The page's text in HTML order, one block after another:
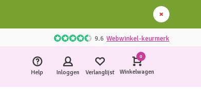
9.6 Webwinkel-keurmerk
Help Inloggen Verlanglijst
0
Winkelwagen